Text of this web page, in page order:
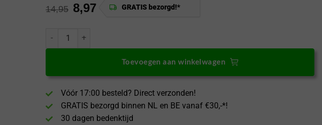
GRATIS bezorgd!*
14,95 8,97
GrizzGlass HybridGlass Samsung Galaxy S24+ Plus Screen Protector aantal
Toevoegen aan winkelwagen
Vóór 17:00 besteld? Direct verzonden!
GRATIS bezorgd binnen NL en BE vanaf €30,-*!
30 dagen bedenktijd